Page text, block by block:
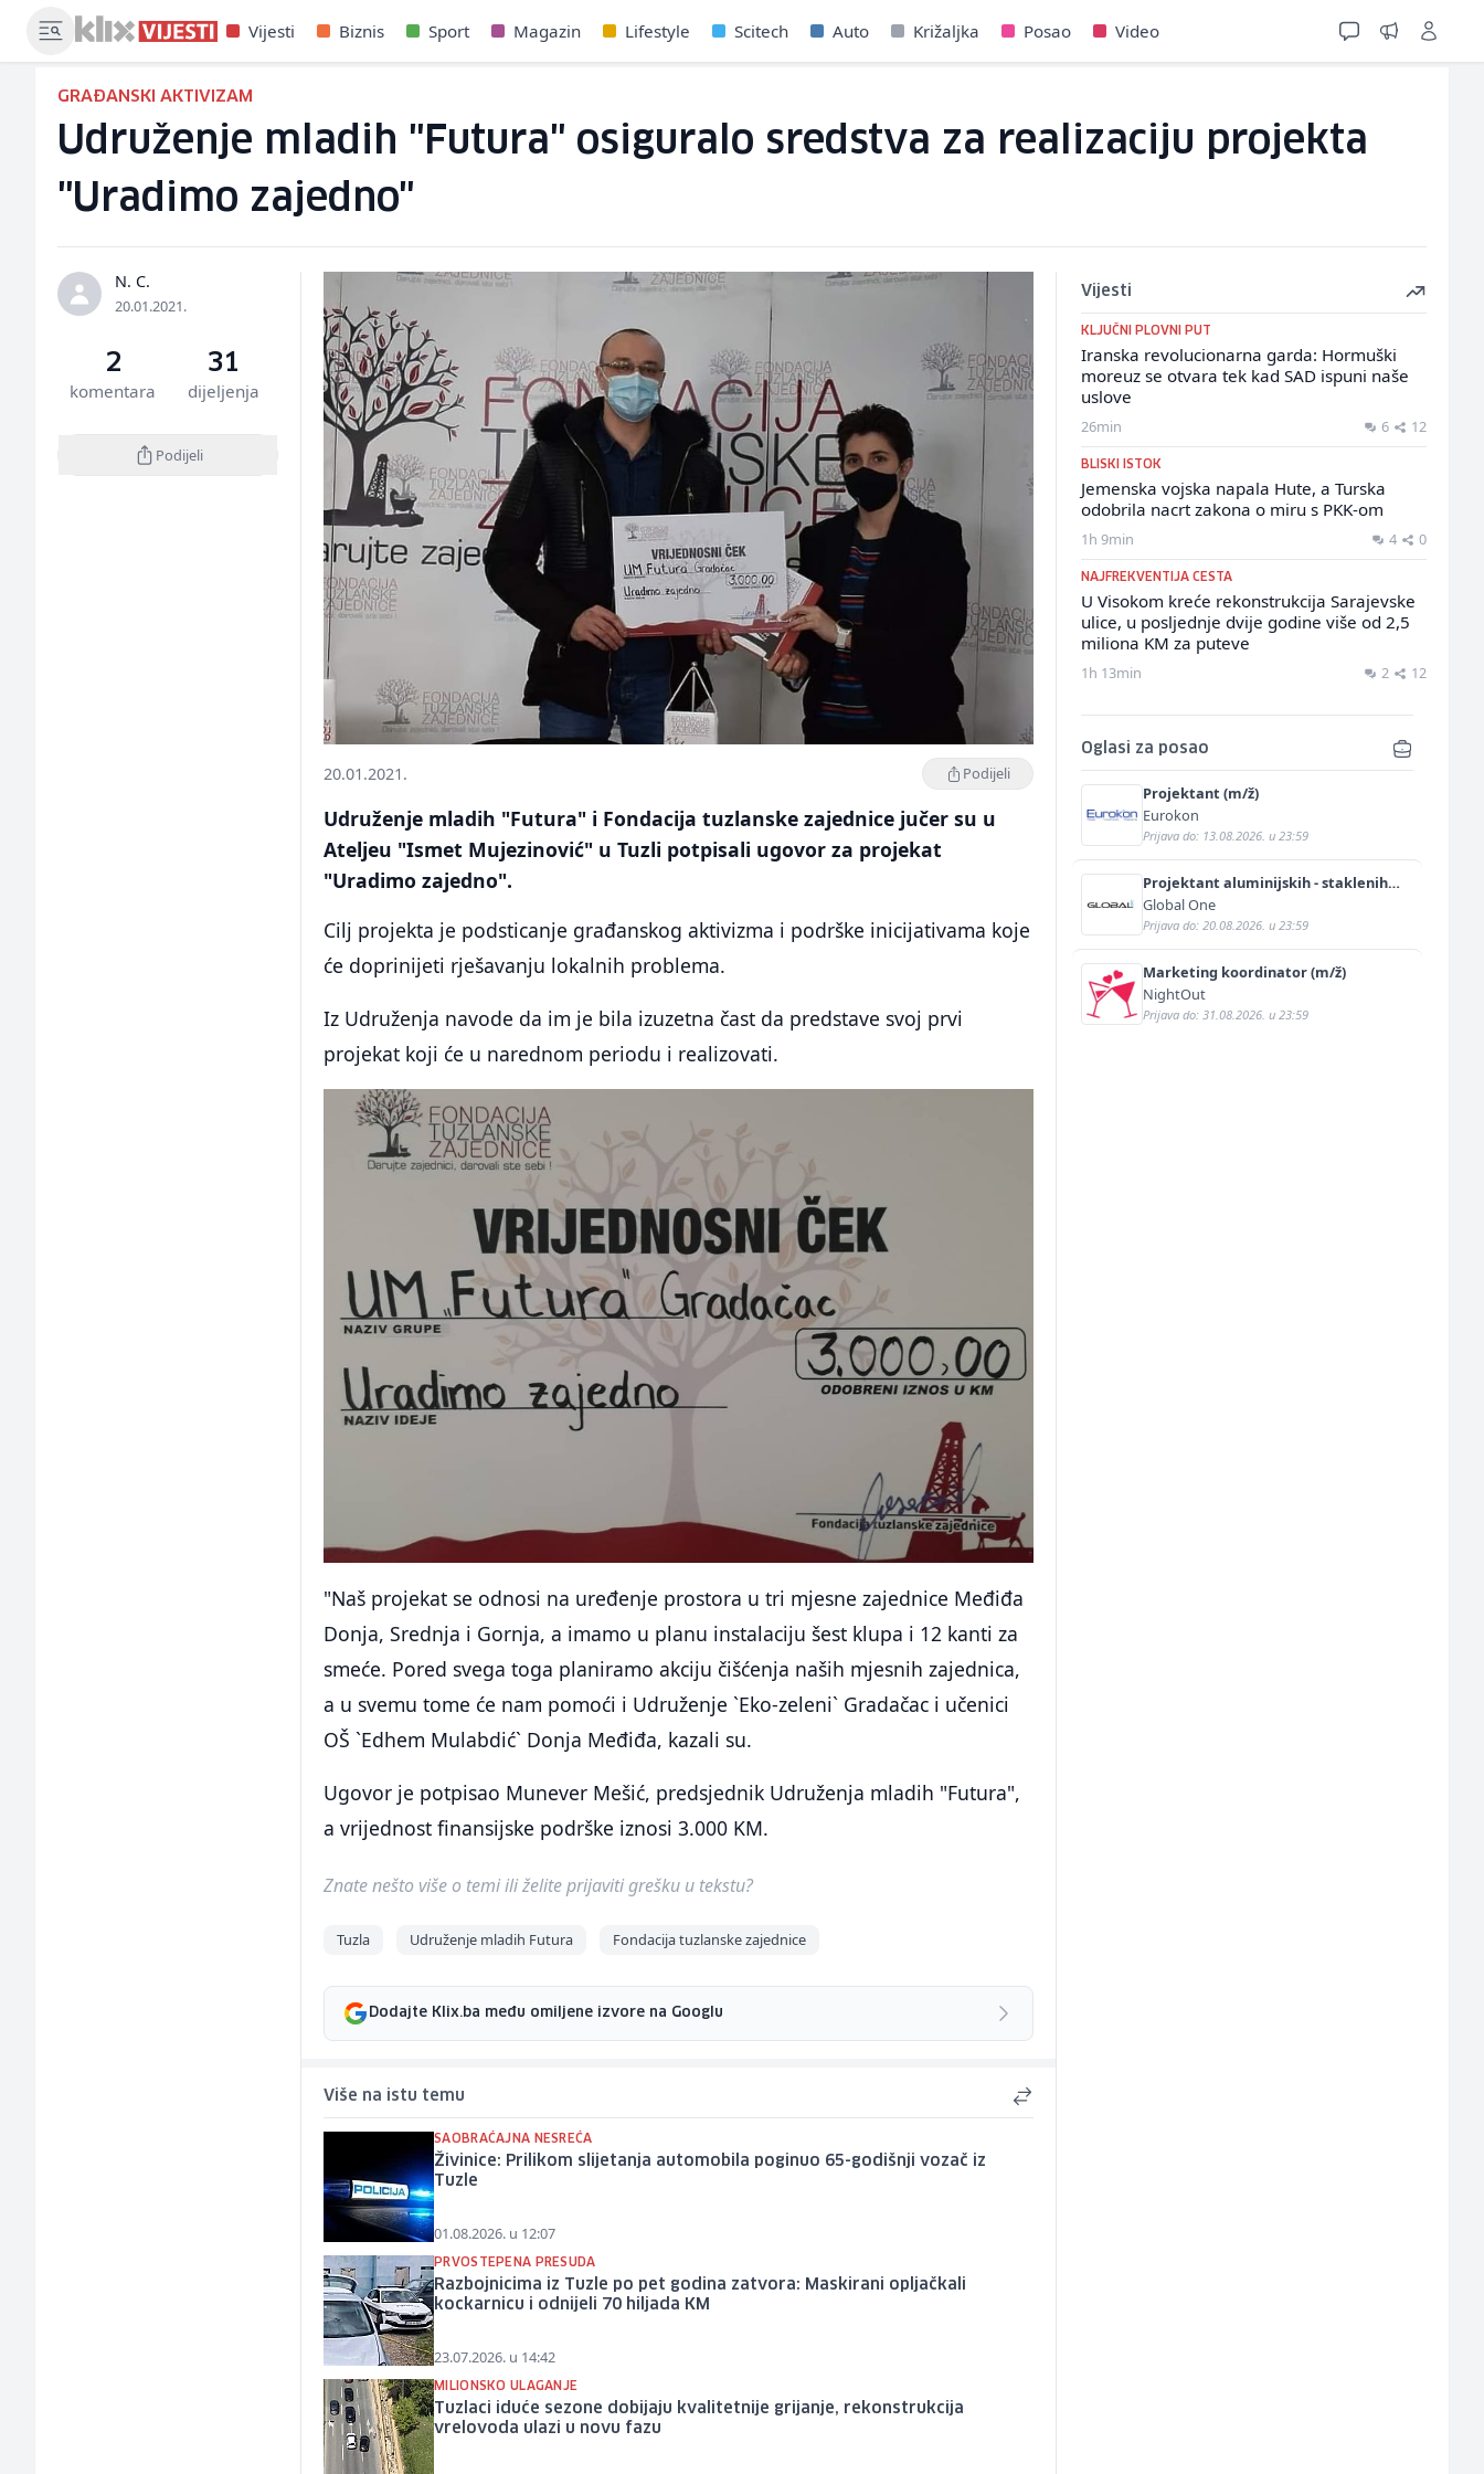
Vijesti Biznis Sport Magazin Lifestyle Scitech Auto Križaljka Posao Video
GRAĐANSKI AKTIVIZAM
Udruženje mladih "Futura" osiguralo sredstva za realizaciju projekta
"Uradimo zajedno"
N. C.
20.01.2021.
2
komentara
31
dijeljenja
Podijeli
20.01.2021. Podijeli
Udruženje mladih "Futura" i Fondacija tuzlanske zajednice jučer su u
Ateljeu "Ismet Mujezinović" u Tuzli potpisali ugovor za projekat
"Uradimo zajedno".
Cilj projekta je podsticanje građanskog aktivizma i podrške inicijativama koje
će doprinijeti rješavanju lokalnih problema.
Iz Udruženja navode da im je bila izuzetna čast da predstave svoj prvi
projekat koji će u narednom periodu i realizovati.
"Naš projekat se odnosi na uređenje prostora u tri mjesne zajednice Međiđa
Donja, Srednja i Gornja, a imamo u planu instalaciju šest klupa i 12 kanti za
smeće. Pored svega toga planiramo akciju čišćenja naših mjesnih zajednica,
a u svemu tome će nam pomoći i Udruženje `Eko-zeleni` Gradačac i učenici
OŠ `Edhem Mulabdić` Donja Međiđa, kazali su.
Ugovor je potpisao Munever Mešić, predsjednik Udruženja mladih "Futura",
a vrijednost finansijske podrške iznosi 3.000 KM.
Znate nešto više o temi ili želite prijaviti grešku u tekstu?
Tuzla Udruženje mladih Futura Fondacija tuzlanske zajednice
Dodajte Klix.ba među omiljene izvore na Googlu
Više na istu temu
SAOBRAĆAJNA NESREĆA
Živinice: Prilikom slijetanja automobila poginuo 65-godišnji vozač iz
Tuzle
01.08.2026. u 12:07
PRVOSTEPENA PRESUDA
Razbojnicima iz Tuzle po pet godina zatvora: Maskirani opljačkali
kockarnicu i odnijeli 70 hiljada KM
23.07.2026. u 14:42
MILIONSKO ULAGANJE
Tuzlaci iduće sezone dobijaju kvalitetnije grijanje, rekonstrukcija
vrelovoda ulazi u novu fazu
Vijesti
KLJUČNI PLOVNI PUT
Iranska revolucionarna garda: Hormuški
moreuz se otvara tek kad SAD ispuni naše
uslove
26min 6 12
BLISKI ISTOK
Jemenska vojska napala Hute, a Turska
odobrila nacrt zakona o miru s PKK-om
1h 9min 4 0
NAJFREKVENTIJA CESTA
U Visokom kreće rekonstrukcija Sarajevske
ulice, u posljednje dvije godine više od 2,5
miliona KM za puteve
1h 13min 2 12
Oglasi za posao
Projektant (m/ž)
Eurokon
Prijava do: 13.08.2026. u 23:59
Projektant aluminijskih - staklenih
fasada (m/ž)
Global One
Prijava do: 20.08.2026. u 23:59
Marketing koordinator (m/ž)
NightOut
Prijava do: 31.08.2026. u 23:59